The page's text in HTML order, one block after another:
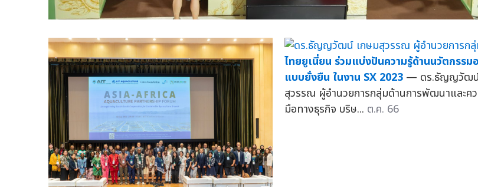
ไทยยูเนี่ยน ร่วมแบ่งปันความรู้ด้านนวัตกรรม
แบบยั่งยืน ในงาน SX 2023 — ดร.ธัญญวัฒน์
สุวรรณ ผู้อำนวยการกลุ่มด้านการพัฒนาและค
มือทางธุรกิจ บริษ... ต.ค. 66